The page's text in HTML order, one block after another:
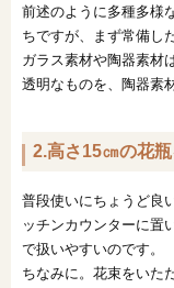
前述のように多種多様
ちですが、まず常備し
ガラス素材や陶器素材
透明なものを、陶器素
2.高さ15㎝の花瓶
普段使いにちょうど良
ッチンカウンターに置
で扱いやすいのです。
ちなみに。花束をいた